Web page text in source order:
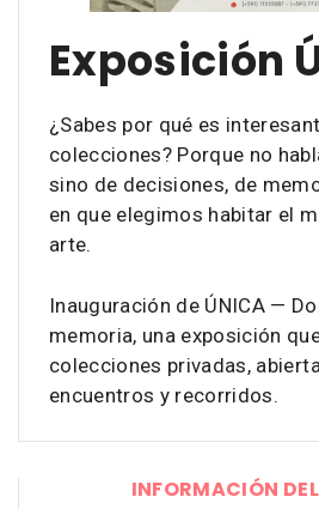
Exposición
¿Sabes por qué es
colecciones? Porque no
sino de decisiones, de
en que elegimos habitar el
arte.
Inauguración de ÚNICA —
memoria, una exposición
colecciones privadas,
encuentros y recorridos.
INFORMACIÓN